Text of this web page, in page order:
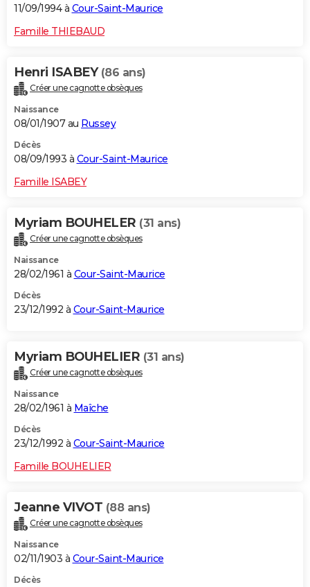
11/09/1994 à Cour-Saint-Maurice
Famille THIEBAUD
Henri ISABEY (86 ans)
Créer une cagnotte obsèques
Naissance
08/01/1907 au Russey
Décès
08/09/1993 à Cour-Saint-Maurice
Famille ISABEY
Myriam BOUHELER (31 ans)
Créer une cagnotte obsèques
Naissance
28/02/1961 à Cour-Saint-Maurice
Décès
23/12/1992 à Cour-Saint-Maurice
Myriam BOUHELIER (31 ans)
Créer une cagnotte obsèques
Naissance
28/02/1961 à Maîche
Décès
23/12/1992 à Cour-Saint-Maurice
Famille BOUHELIER
Jeanne VIVOT (88 ans)
Créer une cagnotte obsèques
Naissance
02/11/1903 à Cour-Saint-Maurice
Décès